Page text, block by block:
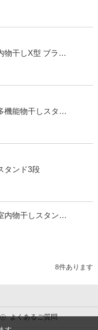
デザイン室内物干しX型 ブラック
コンパクト多機能物干しスタンド
タンド3段
ステンレス室内物干しスタンド3段
8件あります
よくあるご質問